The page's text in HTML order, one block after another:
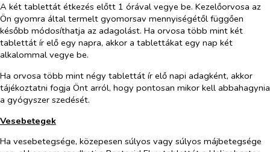
A két tablettát étkezés előtt 1 órával vegye be. Kezelőorvosa az
Ön gyomra által termelt gyomorsav mennyiségétől függően
később módosíthatja az adagolást. Ha orvosa több mint két
tablettát ír elő egy napra, akkor a tablettákat egy nap két
alkalommal vegye be.
Ha orvosa több mint négy tablettát ír elő napi adagként, akkor
tájékoztatni fogja Önt arról, hogy pontosan mikor kell abbahagynia
a gyógyszer szedését.
Vesebetegek
Ha vesebetegsége, közepesen súlyos vagy súlyos májbetegsége